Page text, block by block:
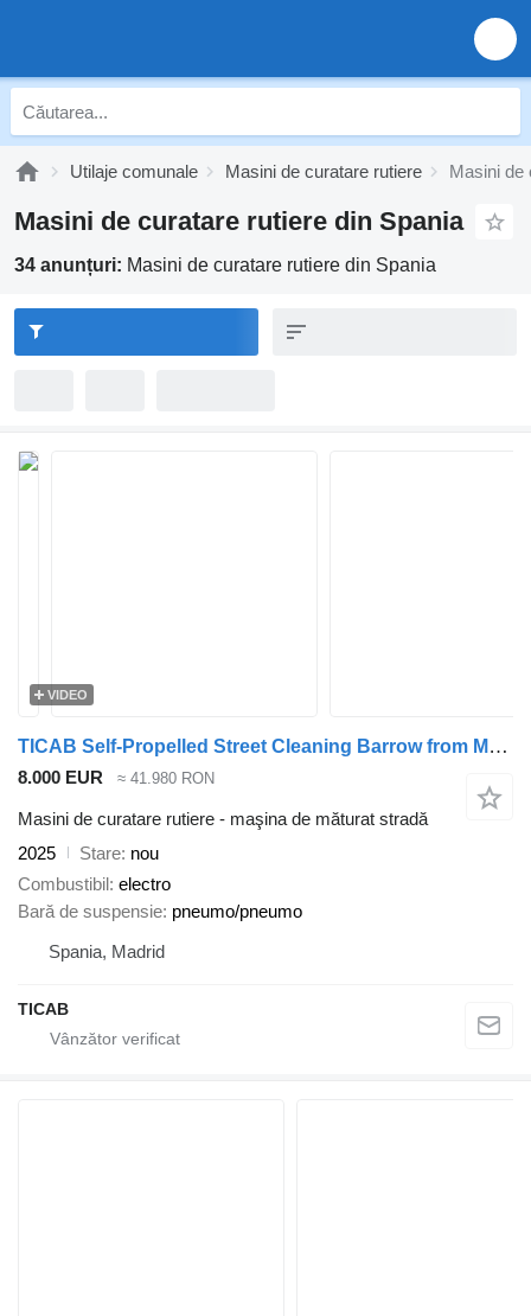
Utilaje comunale Masini de curatare rutiere Masini de
Masini de curatare rutiere din Spania
34 anunțuri: Masini de curatare rutiere din Spania
VIDEO
TICAB Self-Propelled Street Cleaning Barrow from Manufacturer
8.000 EUR ≈ 41.980 RON
Masini de curatare rutiere - maşina de măturat stradă
2025
Stare nou
Combustibil electro
Bară de suspensie pneumo/pneumo
Spania, Madrid
TICAB